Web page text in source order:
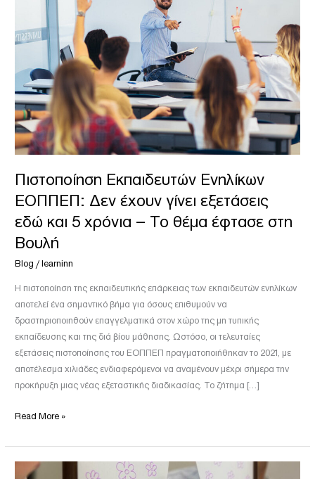
Πιστοποίηση Εκπαιδευτών Ενηλίκων
ΕΟΠΠΕΠ: Δεν έχουν γίνει εξετάσεις
εδώ και 5 χρόνια – Το θέμα έφτασε στη
Βουλή
Blog /learninn
Η πιστοποίηση της εκπαιδευτικής επάρκειας των εκπαιδευτών ενηλίκων
αποτελεί ένα σημαντικό βήμα για όσους επιθυμούν να
δραστηριοποιηθούν επαγγελματικά στον χώρο της μη τυπικής
εκπαίδευσης και της διά βίου μάθησης. Ωστόσο, οι τελευταίες
εξετάσεις πιστοποίησης του ΕΟΠΠΕΠ πραγματοποιήθηκαν το 2021, με
αποτέλεσμα χιλιάδες ενδιαφερόμενοι να αναμένουν μέχρι σήμερα την
προκήρυξη μιας νέας εξεταστικής διαδικασίας. Το ζήτημα […]
ΕΟΠΠΕΠ:
Δεν
γίνει
εξετάσεις
εδώ
και
5
χρόνια
θέμα
έφτασε
στη
Βουλή
Read More »
Εφαρμοσμένο